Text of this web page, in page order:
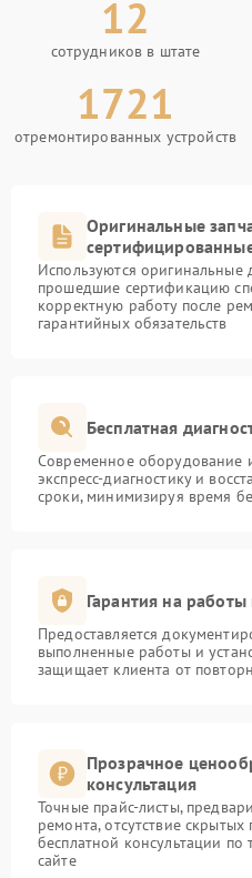
12
сотрудников в штате
1721
отремонтированных устройств
Оригинальные
Используются
прошедшие сертификацию
корректную работу после
гарантийных обязательств
Бесплатная
Современное оборудование
экспресс-диагностику и
сроки, минимизируя время
Гарантия на работы
Предоставляется
выполненные работы и
защищает клиента от
Прозрачное
консультация
Точные прайс-листы,
ремонта, отсутствие
бесплатной консультации
сайте